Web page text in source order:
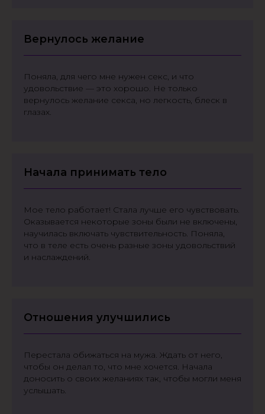
Вернулось желание
Поняла, для чего мне нужен секс, и что
удовольствие — это хорошо. Не только
вернулось желание секса, но легкость, блеск в
глазах.
Начала принимать тело
Мое тело работает! Стала лучше его чувствовать.
Оказывается некоторые зоны были не включены,
научилась включать чувствительность. Поняла,
что в теле есть очень разные зоны удовольствий
и наслаждений.
Отношения улучшились
Перестала обижаться на мужа. Ждать от него,
чтобы он делал то, что мне хочется. Начала
доносить о своих желаниях так, чтобы могли меня
услышать.